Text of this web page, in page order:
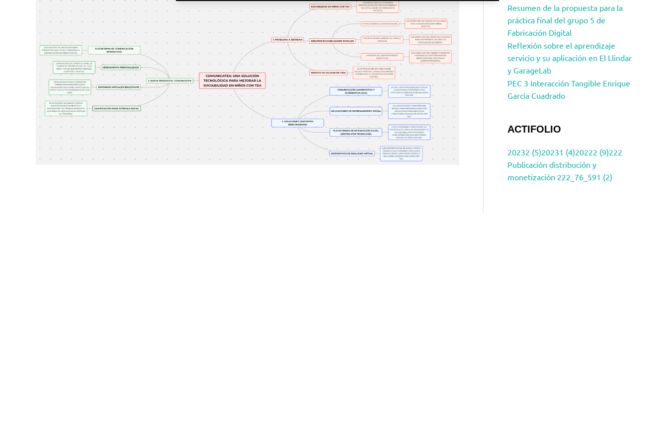
Resumen de la propuesta para la
práctica final del grupo 5 de
Fabricación Digital
Reflexión sobre el aprendizaje
servicio y su aplicación en El Llindar
y GarageLab
PEC 3 Interacción Tangible Enrique
García Cuadrado
ACTIFOLIO
20232 (5)20231 (4)20222 (9)222
Publicación distribución y
monetización 222_76_591 (2)